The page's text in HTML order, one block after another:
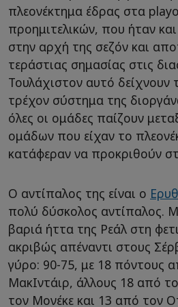
πλεονέκτημα έδρας στα
προημιτελικών, που ήταν
στην αρχή της σεζόν και
τεράστιας σημασίας στις
Τουλάχιστον αυτό δείχνουν
τρέχον σύστημα της
όλες οι ομάδες παίζουν
ομάδων που είχαν το
κατάφεραν να προκριθούν
Ο αντίπαλος της είναι ο
πολύ δύσκολος αντίπαλος.
βαριά ήττα της Ρεάλ στη
ακριβώς απέναντι στους
γύρο: 90-75, με 18 πόντους
ΜακΙντάιρ, άλλους 18 από
τον Μονέκε και 13 από τον